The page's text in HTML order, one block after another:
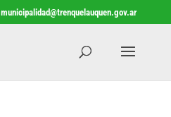
municipalidad@trenquelauquen.gov.ar